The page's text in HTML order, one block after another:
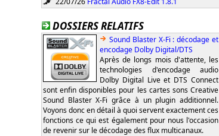
DOSSIERS RELATIFS
Sound Blaster X-Fi : décodage et
encodage Dolby Digital/DTS
Après de longs mois d'attente, les
technologies d'encodage audio
Dolby Digital Live et DTS Connect
sont enfin disponibles pour les cartes sons Creative
Sound Blaster X-Fi grâce à un plugin additionnel.
Voyons donc en détail à quoi servent exactement ces
fonctions ce qui est également pour nous l'occasion
de revenir sur le décodage des flux multicanaux.